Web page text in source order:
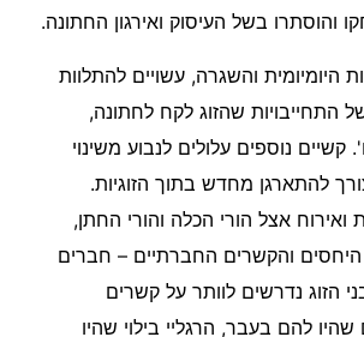
והוסתרו בשל העיסוק ואירגון החתונה.
היומיומית והשגרה, עשויים להתלוות
התחייבויות שהזוג לקח לחתונה,
קשיים נוספים עלולים לנבוע משינוי
להתארגן מחדש בתוך הזוגיות.
אצל הורי הכלה והורי החתן,
והקשרים החברתיים – חברים
הזוג נדרשים לוותר על קשרים
להם בעבר, הרגליי בילוי שהיו